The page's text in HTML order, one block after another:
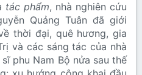
tác phẩm, nhà nghiên cứu
Quảng Tuân đã giới
thời đại, quê hương, gia
và các sáng tác của nhà
phu Nam Bộ nửa sau thế